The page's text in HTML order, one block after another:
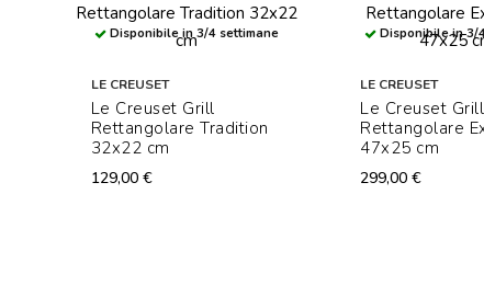
Disponibile in 3/4 settimane
LE CREUSET
Le Creuset Grill
Rettangolare Tradition
32x22 cm
129,00 €
Disponibile in 3/
LE CREUSET
Le Creuset Grill
Rettangolare
47x25 cm
299,00 €